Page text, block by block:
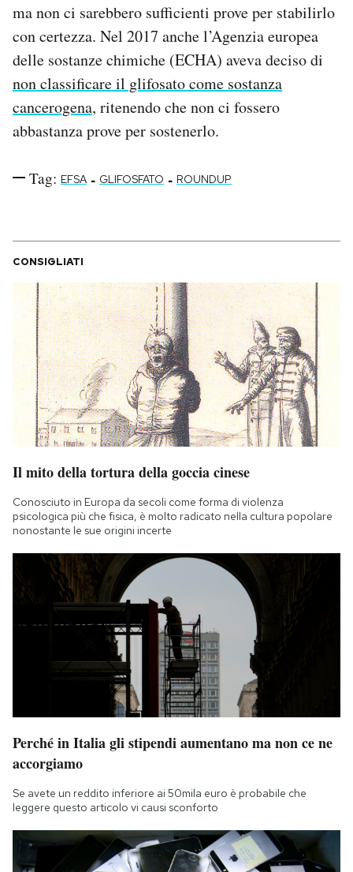
ma non ci sarebbero sufficienti prove per stabilirlo
con certezza. Nel 2017 anche l’Agenzia europea
delle sostanze chimiche (ECHA) aveva deciso di
non classificare il glifosato come sostanza
cancerogena, ritenendo che non ci fossero
abbastanza prove per sostenerlo.
Tag: EFSA - GLIFOSFATO - ROUNDUP
CONSIGLIATI
Il mito della tortura della goccia cinese
Conosciuto in Europa da secoli come forma di violenza
psicologica più che fisica, è molto radicato nella cultura popolare
nonostante le sue origini incerte
Perché in Italia gli stipendi aumentano ma non ce ne
accorgiamo
Se avete un reddito inferiore ai 50mila euro è probabile che
leggere questo articolo vi causi sconforto